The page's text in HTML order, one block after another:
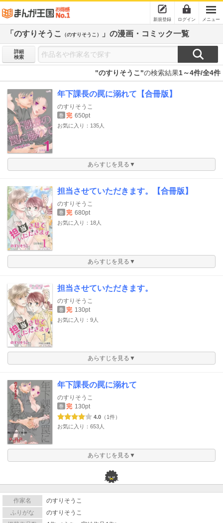
新規登録 ログイン メニュー
「のすりそうこ （のすりそうこ） 」の漫画・コミック一覧
詳細
検索
"のすりそうこ"の検索結果1～4件/全4件
年下課長の罠に溺れて【合冊版】
のすりそうこ
巻 完 650pt
お気に入り：135人
あらすじを見る▼
担当させていただきます。【合冊版】
のすりそうこ
巻 完 680pt
お気に入り：18人
あらすじを見る▼
担当させていただきます。
のすりそうこ
巻 完 130pt
お気に入り：9人
あらすじを見る▼
年下課長の罠に溺れて
のすりそうこ
巻 完 130pt
4.0 （1件）
お気に入り：653人
あらすじを見る▼
作家名
のすりそうこ
ふりがな
のすりそうこ